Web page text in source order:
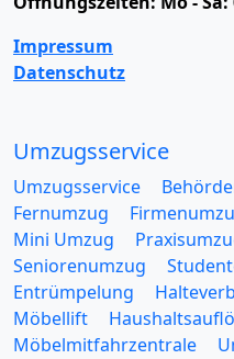
Impressum
Datenschutz
Umzugsservice
Umzugsservice
Fernumzug
Mini Umzug
Seniorenumzug
Entrümpelung
Möbellift
Möbelmitfahrzentrale